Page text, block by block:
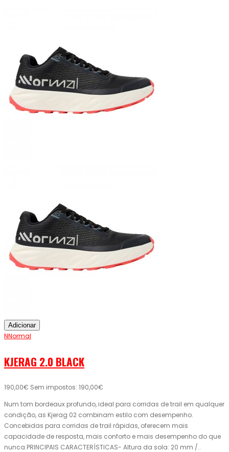
Adicionar
NNormal
KJERAG 2.0 BLACK
190,00€ Sem impostos: 190,00€
Num tom bordeaux profundo, ideal para corridas de trail em qualquer
condição, as Kjerag 02 combinam estilo com desempenho.
Concebidas para corridas de trail rápidas, oferecem mais
capacidade de resposta, mais conforto e mais desempenho do que
nunca.PRINCIPAIS CARACTERÍSTICAS- Altura da sola: 20 mm /..